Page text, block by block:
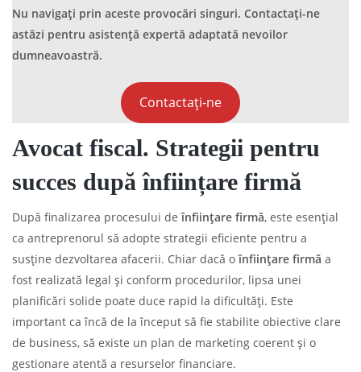
Nu navigați prin aceste provocări singuri. Contactați-ne
astăzi pentru asistență expertă adaptată nevoilor
dumneavoastră.
Contactați-ne
Avocat fiscal. Strategii pentru
succes după înființare firmă
După finalizarea procesului deînființare firmă, este esențial
ca antreprenorul să adopte strategii eficiente pentru a
susține dezvoltarea afacerii. Chiar dacă oînființare firmă a
fost realizată legal și conform procedurilor, lipsa unei
planificări solide poate duce rapid la dificultăți. Este
important ca încă de la început să fie stabilite obiective clare
de business, să existe un plan de marketing coerent și o
gestionare atentă a resurselor financiare.